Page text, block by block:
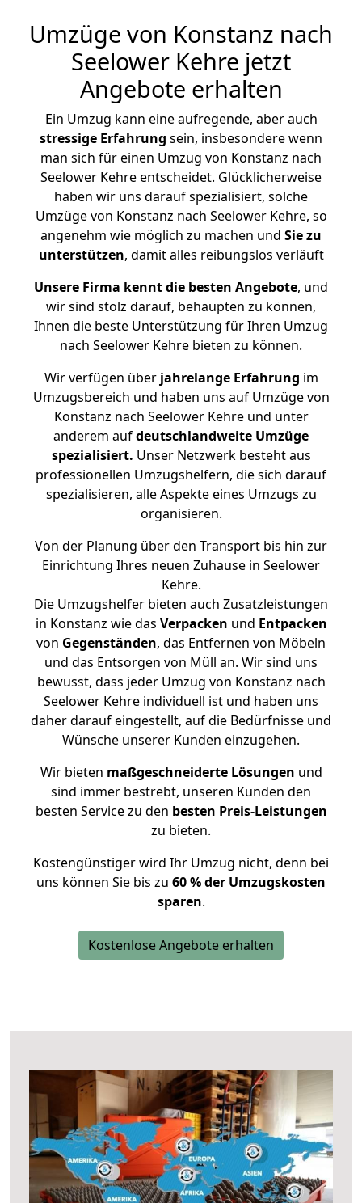
Umzüge von Konstanz nach
Seelower Kehre jetzt
Angebote erhalten
Ein Umzug kann eine aufregende, aber auch
stressige Erfahrung sein, insbesondere wenn
man sich für einen Umzug von Konstanz nach
Seelower Kehre entscheidet. Glücklicherweise
haben wir uns darauf spezialisiert, solche
Umzüge von Konstanz nach Seelower Kehre, so
angenehm wie möglich zu machen und Sie zu
unterstützen, damit alles reibungslos verläuft
Unsere Firma kennt die besten Angebote, und
wir sind stolz darauf, behaupten zu können,
Ihnen die beste Unterstützung für Ihren Umzug
nach Seelower Kehre bieten zu können.
Wir verfügen überjahrelange Erfahrung im
Umzugsbereich und haben uns auf Umzüge von
Konstanz nach Seelower Kehre und unter
anderem aufdeutschlandweite Umzüge
spezialisiert. Unser Netzwerk besteht aus
professionellen Umzugshelfern, die sich darauf
spezialisieren, alle Aspekte eines Umzugs zu
organisieren.
Von der Planung über den Transport bis hin zur
Einrichtung Ihres neuen Zuhause in Seelower
Kehre.
Die Umzugshelfer bieten auch Zusatzleistungen
in Konstanz wie das Verpacken und Entpacken
von Gegenständen, das Entfernen von Möbeln
und das Entsorgen von Müll an. Wir sind uns
bewusst, dass jeder Umzug von Konstanz nach
Seelower Kehre individuell ist und haben uns
daher darauf eingestellt, auf die Bedürfnisse und
Wünsche unserer Kunden einzugehen.
Wir bieten maßgeschneiderte Lösungen und
sind immer bestrebt, unseren Kunden den
besten Service zu den besten Preis-Leistungen
zu bieten.
Kostengünstiger wird Ihr Umzug nicht, denn bei
uns können Sie bis zu 60 % der Umzugskosten
sparen.
Kostenlose Angebote erhalten